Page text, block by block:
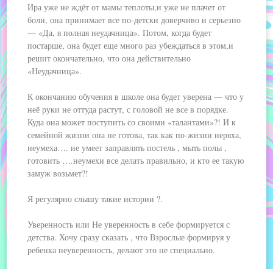
Ира уже не ждёт от мамы теплоты,и уже не плачет от
боли, она принимает все по-детски доверчиво и серьезно
— «Да, я полная неудачница». Потом, когда будет
постарше, она будет еще много раз убеждаться в этом,и
решит окончательно, что она действительно
«Неудачница».
К окончанию обучения в школе она будет уверена — что у
неё руки не оттуда растут, с головой не все в порядке.
Куда она может поступить со своими «талантами»?! И к
семейной жизни она не готова, так как по-жизни неряха,
неумеха…. не умеет заправлять постель , мыть полы ,
готовить ….неумехи все делать правильно, и кто ее такую
замуж возьмет?!
Я регулярно слышу такие истории ?.
Уверенность или Не уверенность в себе формируется с
детства. Хочу сразу сказать , что Взрослые формируя у
ребенка неуверенность, делают это не специально.